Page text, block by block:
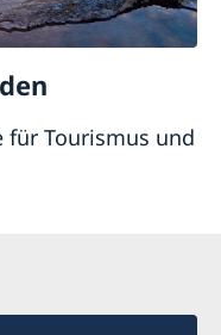
für Tourismus und